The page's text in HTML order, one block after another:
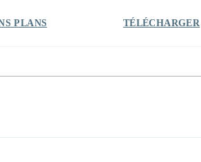
PLANS TÉLÉCHARGER